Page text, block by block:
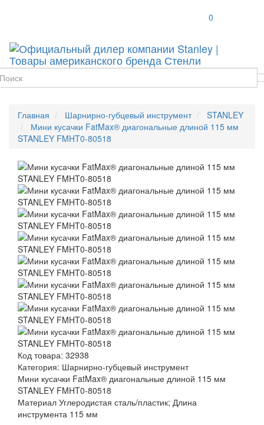
0
Главная Шарнирно-губцевый инструмент
STANLEY
Мини кусачки FatMax® диагональные длиной 115 мм
STANLEY FMHT0-80518
Код товара: 32938
Категория: Шарнирно-губцевый инструмент
Мини кусачки FatMax® диагональные длиной 115 мм
STANLEY FMHT0-80518
Материал Углеродистая сталь/пластик; Длина
инструмента 115 мм